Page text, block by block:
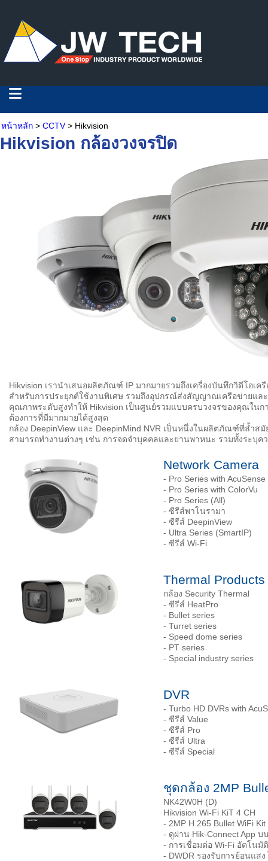
หน้าหลัก > CCTV> Hikvision
Hikvision กล้องวงจรปิด
Hikvision เรานำเสนอผลิตภัณฑ์ IP มากมายรวมถึงเครื่องบันทึกวิดีโอเ
สำหรับการประยุกต์ใช้งานพิเศษ รวมถึงอุปกรณ์ส่งสัญญาณเครือข่ายแ
คุณภาพระดับสูงทำให้ Hikvision เป็นศูนย์รวมแบบครบวงจรของคุณใน
ต้องการที่มีมากมายได้สูงสุด
กล้อง DeepinView และ DeepinMind NVR เป็นหนึ่งในผลิตภัณฑ์ที่ล้ำ
สามารถทำงานต่างๆ เช่น การจดจำบุคคลและยานพาหนะ รวมทั้งระบุ
Network Camera
- Pro Series with AcuSense
- Pro Series with ColorVu
- Pro Series (All)
- ซีรีส์พาโนรามา
- ซีรีส์ DeepinView
- Ultra Series (SmartIP)
- ซีรีส์ Wi-Fi
Thermal Products
กล้อง Security Thermal
- ซีรีส์ HeatPro
- Bullet series
- Turret series
- Speed dome series
- PT series
- Special industry series
DVR
- Turbo HD DVRs with
- ซีรีส์ Value
- ซีรีส์ Pro
- ซีรีส์ Ultra
- ซีรีส์ Special
ชุดกล้อง 2MP
NK42W0H (D)
Hikvision Wi-Fi KiT 4 CH
- 2MP H.265 Bullet WiFi Kit
- ดูผ่าน Hik-Connect App บ
- การเชื่อมต่อ Wi-Fi อัตโนมั
- DWDR รองรับการย้อนแส